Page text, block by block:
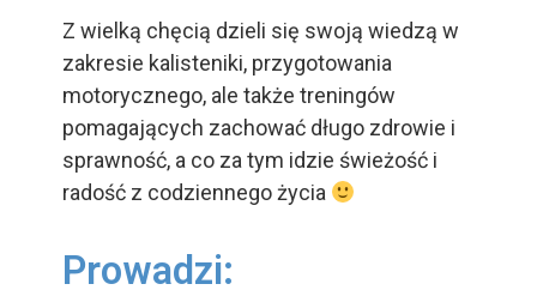
Z wielką chęcią dzieli się swoją wiedzą w
zakresie kalisteniki, przygotowania
motorycznego, ale także treningów
pomagających zachować długo zdrowie i
sprawność, a co za tym idzie świeżość i
radość z codziennego życia
Prowadzi: